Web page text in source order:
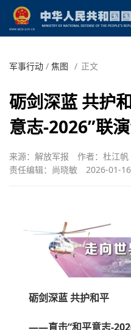
军事行动 / 焦图 / 正文
砺剑深蓝 共护
意志-2026”联
来源：解放军报
作者：杜江
责任编辑：尚晓敏
2026-01-
砺剑深蓝 共护和平
——直击“和平意志-